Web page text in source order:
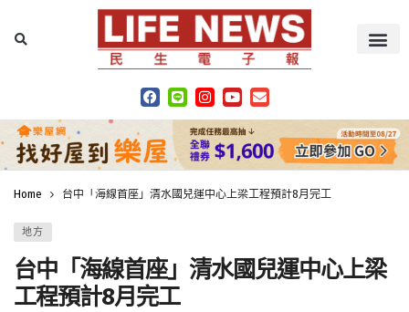
Home 台中「海線首座」清水國兒運中心上梁工程預計8月完工
地方
台中「海線首座」清水國兒運中心上梁
工程預計8月完工